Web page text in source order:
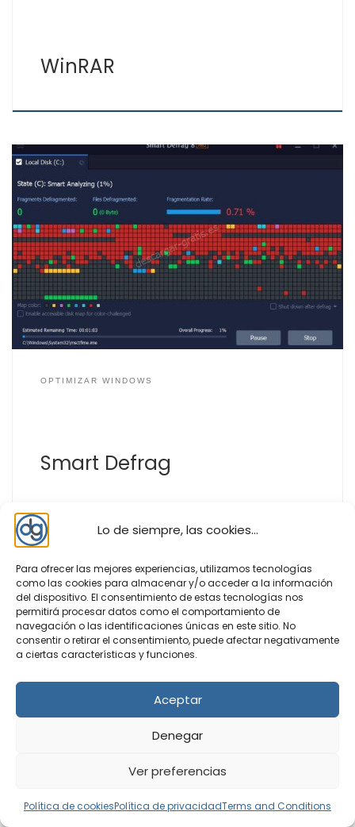
Lo de siempre, las cookies...
Para ofrecer las mejores experiencias, utilizamos tecnologías
como las cookies para almacenar y/o acceder a la información
del dispositivo. El consentimiento de estas tecnologías nos
permitirá procesar datos como el comportamiento de
navegación o las identificaciones únicas en este sitio. No
consentir o retirar el consentimiento, puede afectar negativamente
a ciertas características y funciones.
Aceptar
Denegar
Ver preferencias
Política de cookiesPolítica de privacidadTerms and Conditions
WinRAR
Las aplicaciones de desfragmentación hacen una gran
función en los discos duros tradicionales, es decir, los
conocidos como HDD, ya que este tipo de discos duros
almacenan los datos en discos giratorios que por
medio de un brazo mecánico que se desplaza por los
discos para leer y escribir los […]
OPTIMIZAR WINDOWS
Smart Defrag
Si cuando te sientas delante del ordenador se te pasa
el tiempo volando, tanto que a veces no te percatas
de la hora, ClocX es la herramienta que necesitas.
ClocX es una pequeña aplicación que, colocará un reloj
pierdas la noción […]
UTILIDADES